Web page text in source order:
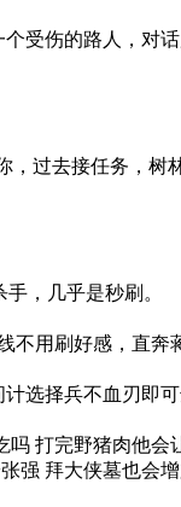
伤的路人，对
过去接任务，树
，几乎是秒刷。
用刷好感，直奔
选择兵不血刃即可
打完野猪肉他会
拜大侠墓也会